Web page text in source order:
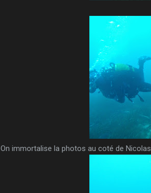
On immortalise la photos au coté de Nicolas